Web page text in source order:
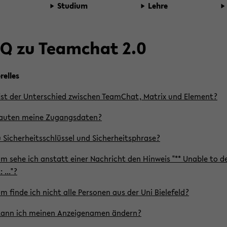
Stu­di­um Lehre
zu Team­chat 2.0
der Un­ter­schied zwi­schen Team­Chat, Ma­trix und Ele­ment?
meine Zu­gangs­da­ten?
Si­cher­heits­schlüs­sel und Si­cher­heits­phra­se?
sehe ich an­statt einer Nach­richt den Hin­weis "** Un­able to
..."?
finde ich nicht alle Per­so­nen aus der Uni Bie­le­feld?
ich mei­nen An­zei­gena­men än­dern?